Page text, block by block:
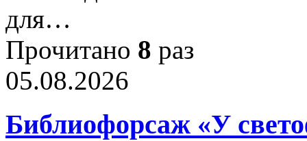
для…
Прочитано 8 раз
05.08.2026
Библиофорсаж «У